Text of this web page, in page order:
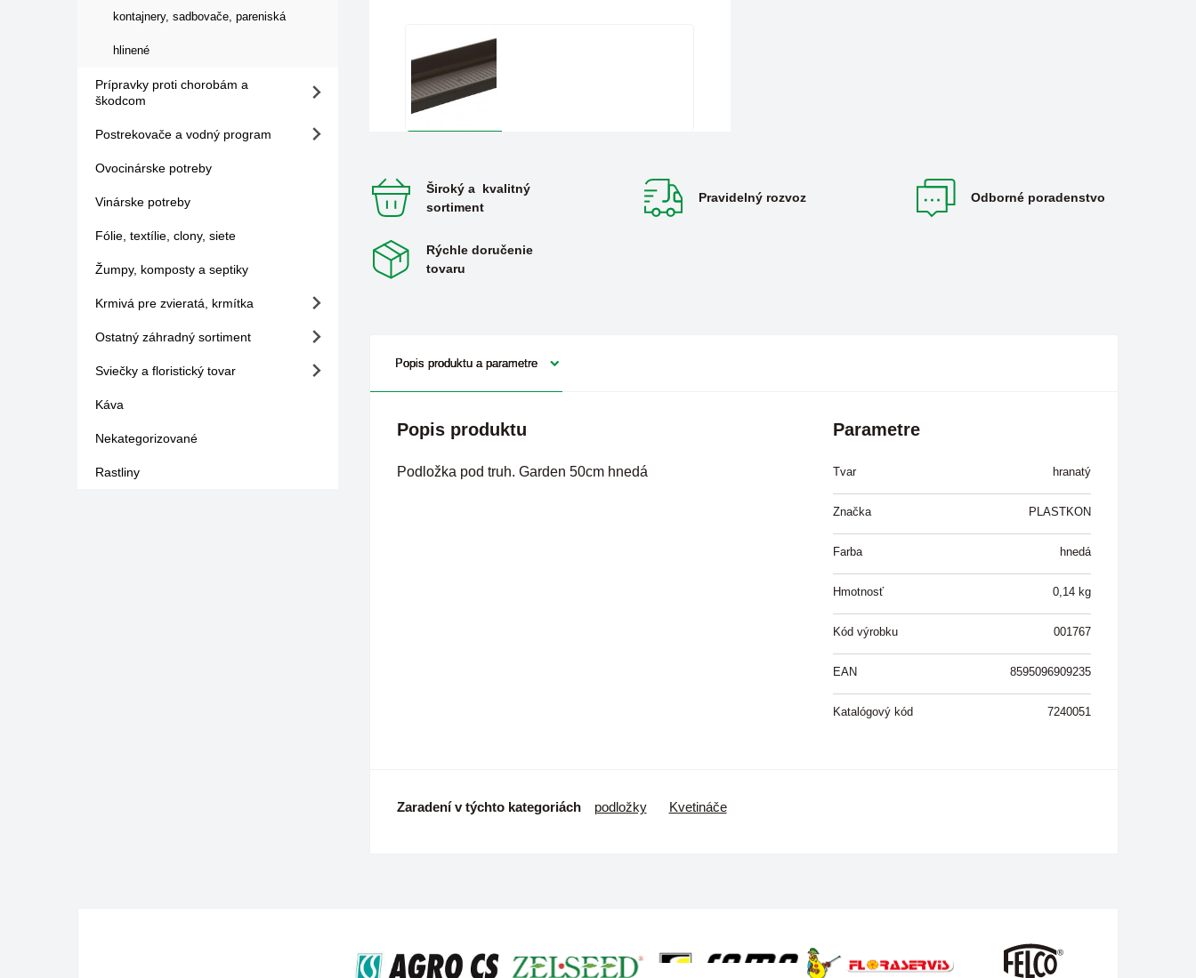
kontajnery, sadbovače, pareniská
hlinené
Prípravky proti chorobám a
škodcom
Postrekovače a vodný program
Ovocinárske potreby
Vinárske potreby
Fólie, textílie, clony, siete
Žumpy, komposty a septiky
Krmivá pre zvieratá, krmítka
Ostatný záhradný sortiment
Sviečky a floristický tovar
Káva
Nekategorizované
Rastliny
Široký a kvalitný
sortiment
Pravidelný rozvoz Odborné poradenstvo
Rýchle doručenie
tovaru
Popis produktu a parametre
Popis produktu
Podložka pod truh. Garden 50cm hnedá
Parametre
Tvar hranatý
Značka PLASTKON
Farba hnedá
Hmotnosť 0,14 kg
Kód výrobku 001767
EAN 8595096909235
Katalógový kód 7240051
Zaradení v týchto kategoriách podložky Kvetináče